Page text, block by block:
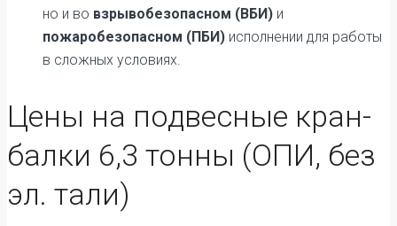
но и во взрывобезопасном (ВБИ) и
пожаробезопасном (ПБИ) исполнении для работы
в сложных условиях.
Цены на подвесные кран-
балки 6,3 тонны (ОПИ, без
эл. тали)